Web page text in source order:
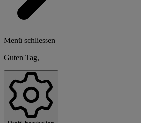
Menü schliessen
Guten Tag,